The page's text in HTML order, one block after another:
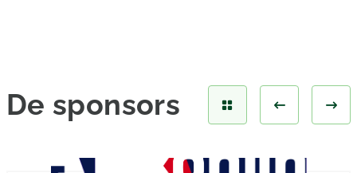
De sponsors